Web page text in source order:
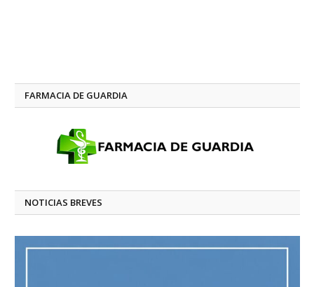
FARMACIA DE GUARDIA
NOTICIAS BREVES